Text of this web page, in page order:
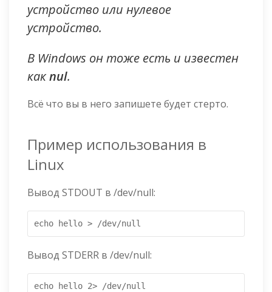
устройство или нулевое
устройство.
В Windows он тоже есть и известен
какnul.
Всё что вы в него запишете будет стерто.
Пример использования в
Linux
Вывод STDOUT в /dev/null:
echo hello > /dev/null
Вывод STDERR в /dev/null:
echo hello 2> /dev/null